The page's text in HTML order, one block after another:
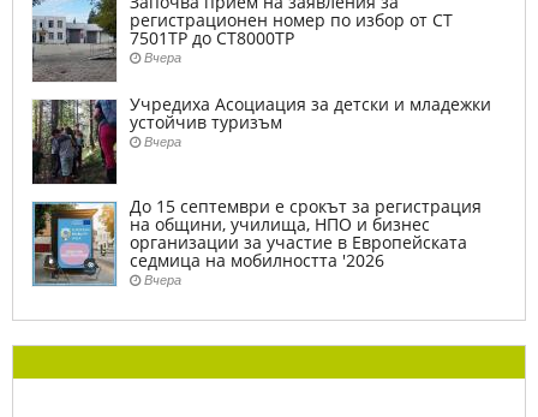
регистрационен номер по избор от СТ
7501ТР до СТ8000ТР
Вчера
Учредиха Асоциация за детски и младежки
устойчив туризъм
Вчера
До 15 септември е срокът за регистрация
на общини, училища, НПО и бизнес
организации за участие в Европейската
седмица на мобилността '2026
Вчера